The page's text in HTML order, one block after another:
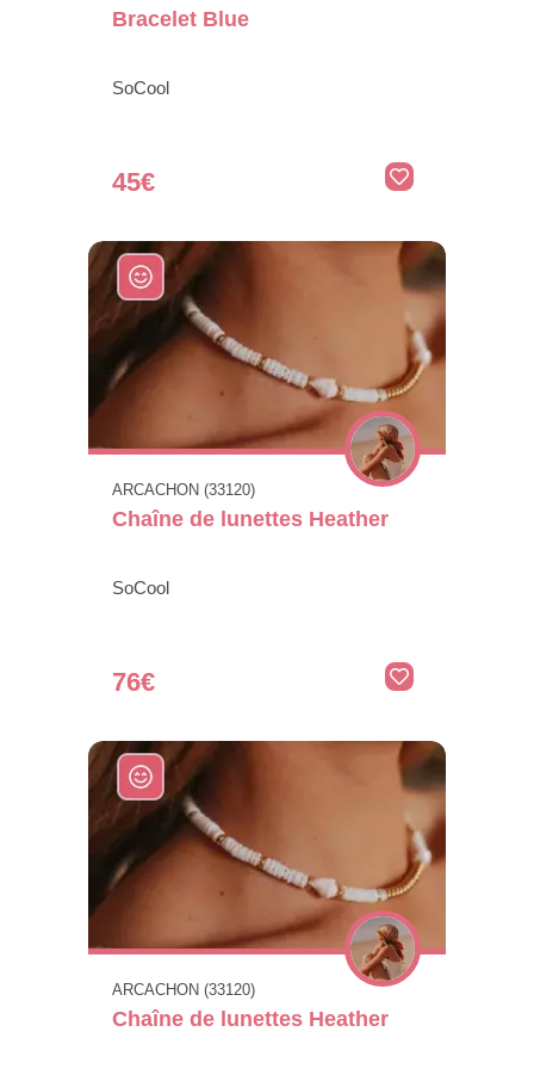
Bracelet Blue
SoCool
45€
ARCACHON (33120)
Chaîne de lunettes Heather
SoCool
76€
ARCACHON (33120)
Chaîne de lunettes Heather